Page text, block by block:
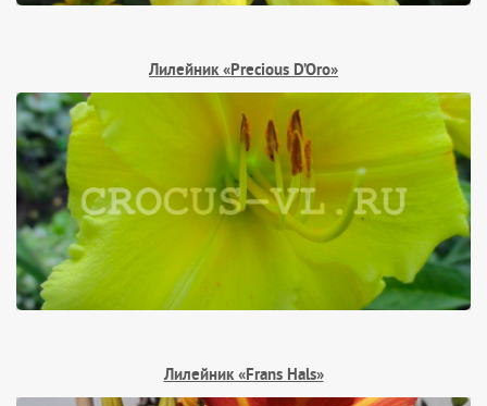
Лилейник «Precious D’Oro»
Лилейник «Frans Hals»